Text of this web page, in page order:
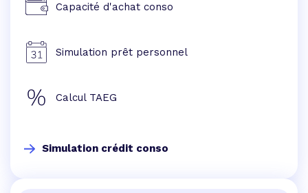
Capacité d'achat conso
Simulation prêt personnel
Calcul TAEG
Simulation crédit conso